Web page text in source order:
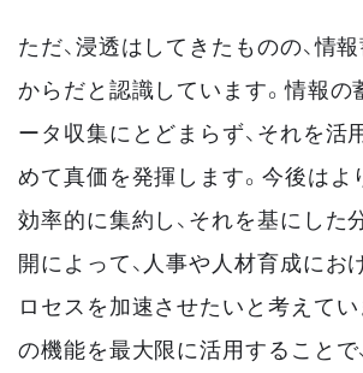
ただ、浸透はしてきたものの、情
からだと認識しています。情報
ータ収集にとどまらず、それを活
めて真価を発揮します。今後はよ
効率的に集約し、それを基にした
開によって、人事や人材育成にお
ロセスを加速させたいと考えて
の機能を最大限に活用することで